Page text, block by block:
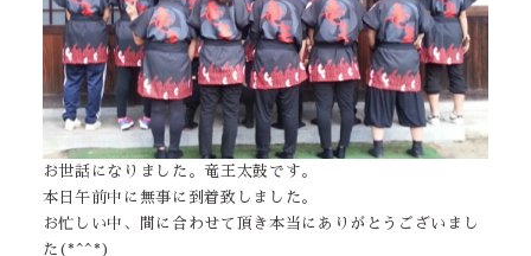
お世話になりました。竜王太鼓です。
本日午前中に無事に到着致しました。
お忙しい中、間に合わせて頂き本当にありがとうございまし
た(*^^*)